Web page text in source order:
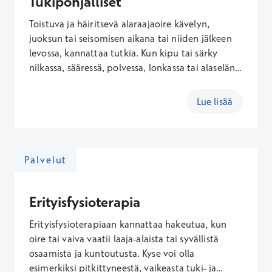
Toistuva ja häiritsevä alaraajaoire kävelyn,
juoksun tai seisomisen aikana tai niiden jälkeen
levossa, kannattaa tutkia. Kun kipu tai särky
nilkassa, sääressä, polvessa, lonkassa tai alaselän
alaraaja-analyysin avulla voidaan tutkiaLue lisää
Palvelut
Erityisfysioterapia
Erityisfysioterapiaan kannattaa hakeutua, kun
oire tai vaiva vaatii laaja-alaista tai syvällistä
osaamista ja kuntoutusta. Kyse voi olla
esimerkiksi pitkittyneestä, vaikeasta tuki- ja